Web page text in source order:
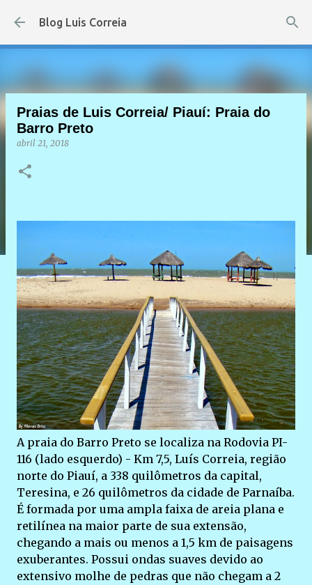
Pular para o conteúdo principal
Blog Luis Correia
Praias de Luis Correia/ Piauí: Praia do
Barro Preto
abril 21, 2018
A praia do Barro Preto se localiza na Rodovia PI-
116 (lado esquerdo) - Km 7,5, Luís Correia, região
norte do Piauí, a 338 quilômetros da capital,
Teresina, e 26 quilômetros da cidade de Parnaíba.
É formada por uma ampla faixa de areia plana e
retilínea na maior parte de sua extensão,
chegando a mais ou menos a 1,5 km de paisagens
exuberantes. Possui ondas suaves devido ao
extensivo molhe de pedras que não chegam a 2